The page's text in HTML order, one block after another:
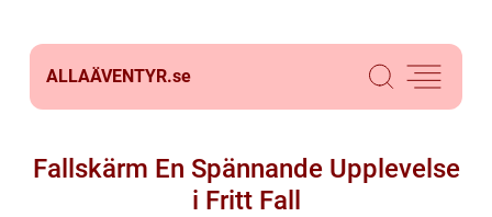
ALLAÄVENTYR.se
Fallskärm En Spännande Upplevelse
i Fritt Fall